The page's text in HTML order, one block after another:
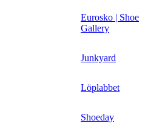
Eurosko | Shoe
Gallery
Junkyard
Löplabbet
Shoeday